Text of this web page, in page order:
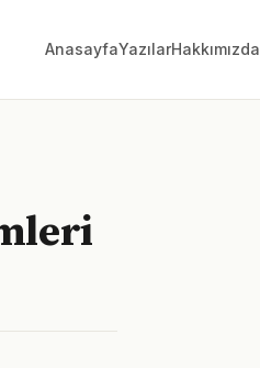
AnasayfaYazılarHakkımızda